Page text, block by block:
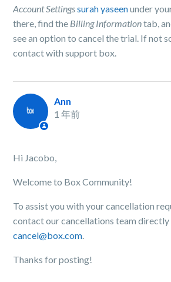
Account Settingssurah yaseenunder
there, find the Billing Informationtab,
see an option to cancel the trial. If not
contact with support box.
Ann
1 年前
Hi Jacobo,
Welcome to Box Community!
To assist you with your cancellation
contact our cancellations team directly
cancel@box.com.
Thanks for posting!